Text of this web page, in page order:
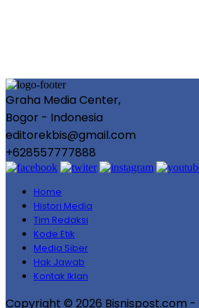
Graha Media Center,
Bogor - Indonesia
editorekbis@gmail.com
+628557777888
Home
Histori Media
Tim Redaksi
Kode Etik
Media Siber
Hak Jawab
Kontak Iklan
Copyright © 2026 Bisnispost.com -